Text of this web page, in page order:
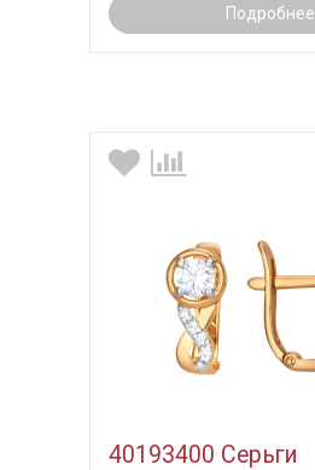
Подробнее
40193400 Серьги